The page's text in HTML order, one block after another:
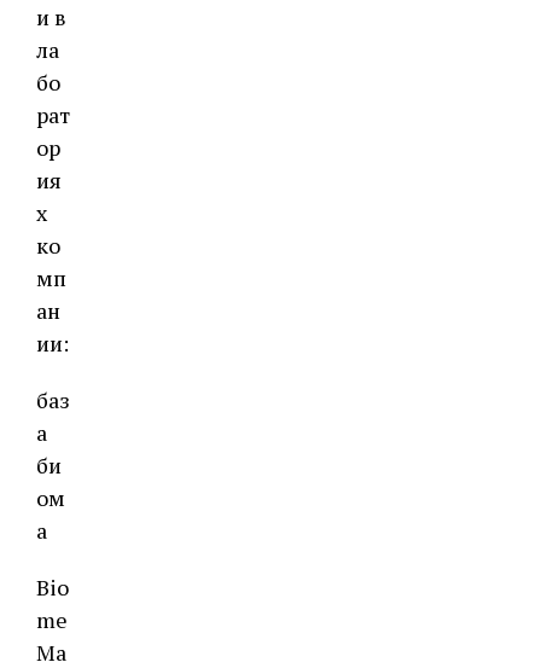
и в
ла
бо
рат
ор
ия
х
ко
мп
ан
ии:
баз
а
би
ом
а
Bio
me
Ma